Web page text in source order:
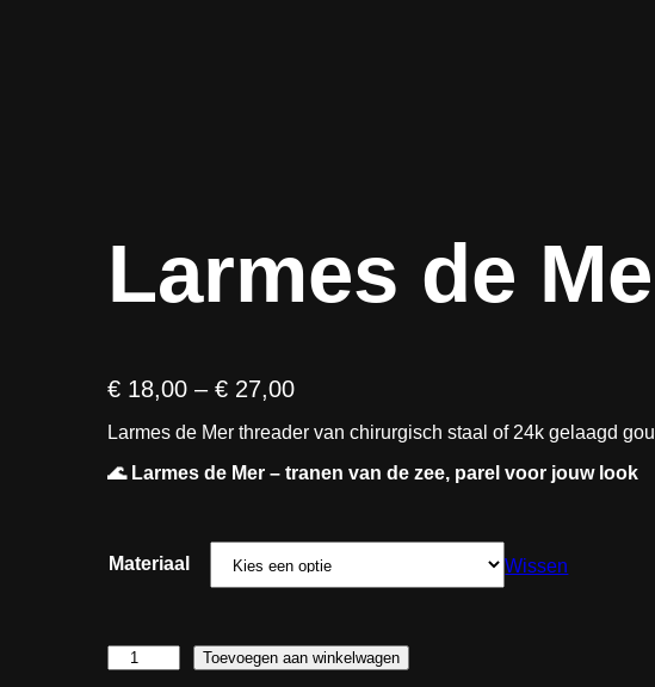
Larmes de
€18,00 – €27,00P
i
j
a
e
Larmes de Mer threader van chirurgisch staal of 24k gelaagd
🌊 Larmes de Mer – tranen van de zee, parel voor jouw look
Materiaal Wissen
a
Toevoegen aan winkelwagen